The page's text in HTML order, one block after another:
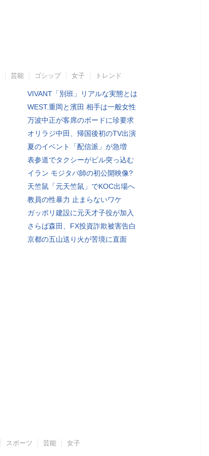
芸能 ゴシップ 女子 トレンド
VIVANT「別班」リアルな実態とは
WEST.重岡と濱田 相手は一般女性
万波中正が客席のボードに珍要求
オリラジ中田、帰国後初のTV出演
夏のイベント「配信派」が急増
表参道でタクシーがビル突っ込む
イラン モジタバ師の初公開映像?
天竺鼠「元天竺鼠」でKOC出場へ
教員の性暴力 止まらないワケ
ガッポリ建設に元天才子役が加入
さらば森田、FX投資詐欺被害告白
京都の五山送り火が苦境に直面
スポーツ 芸能 女子